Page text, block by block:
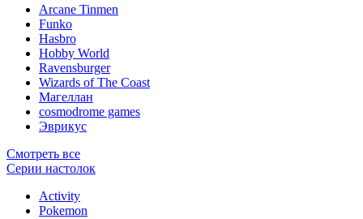
Arcane Tinmen
Funko
Hasbro
Hobby World
Ravensburger
Wizards of The Coast
Магеллан
сosmodrome games
Эврикус
Смотреть все
Серии настолок
Activity
Pokemon